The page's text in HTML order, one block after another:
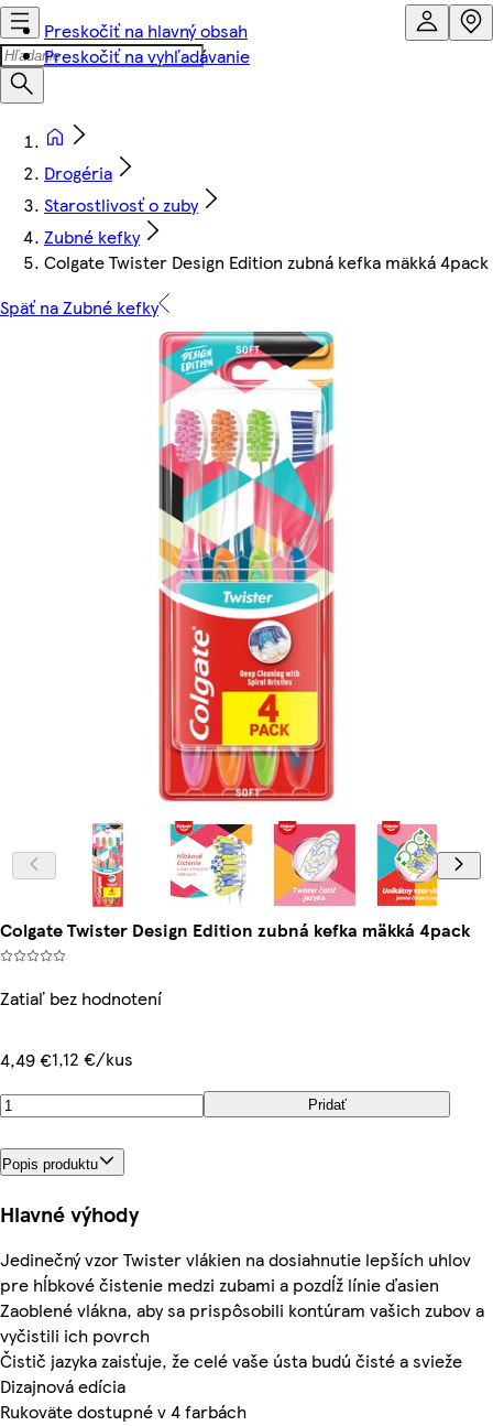
Preskočiť na hlavný obsah
Preskočiť na vyhľadávanie
Drogéria
Starostlivosť o zuby
Zubné kefky
Colgate Twister Design Edition zubná kefka mäkká 4pack
Späť na Zubné kefky
Colgate Twister Design Edition zubná kefka mäkká 4pack
Zatiaľ bez hodnotení
4,49 €1,12 €/kus
Pridať
Popis produktu
Hlavné výhody
Jedinečný vzor Twister vlákien na dosiahnutie lepších uhlov
pre hĺbkové čistenie medzi zubami a pozdĺž línie ďasien
Zaoblené vlákna, aby sa prispôsobili kontúram vašich zubov a
vyčistili ich povrch
Čistič jazyka zaisťuje, že celé vaše ústa budú čisté a svieže
Dizajnová edícia
Rukoväte dostupné v 4 farbách